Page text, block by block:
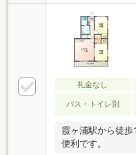
礼金なし
バス・トイレ別
霞ヶ浦駅から徒
便利です。